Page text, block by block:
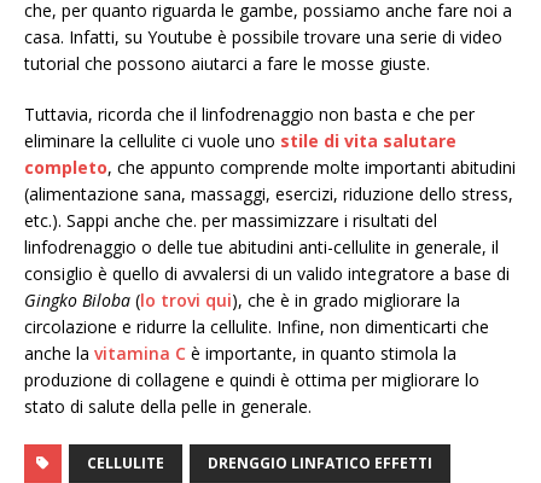
che, per quanto riguarda le gambe, possiamo anche fare noi a
casa. Infatti, su Youtube è possibile trovare una serie di video
tutorial che possono aiutarci a fare le mosse giuste.
Tuttavia, ricorda che il linfodrenaggio non basta e che per
eliminare la cellulite ci vuole uno stile di vita salutare
completo, che appunto comprende molte importanti abitudini
(alimentazione sana, massaggi, esercizi, riduzione dello stress,
etc.). Sappi anche che. per massimizzare i risultati del
linfodrenaggio o delle tue abitudini anti-cellulite in generale, il
consiglio è quello di avvalersi di un valido integratore a base di
Gingko Biloba (lo trovi qui), che è in grado migliorare la
circolazione e ridurre la cellulite. Infine, non dimenticarti che
anche la vitamina C è importante, in quanto stimola la
produzione di collagene e quindi è ottima per migliorare lo
stato di salute della pelle in generale.
CELLULITE DRENGGIO LINFATICO EFFETTI